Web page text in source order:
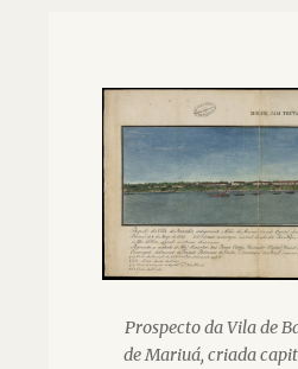
Prospecto da Vila de
de Mariuá, criada